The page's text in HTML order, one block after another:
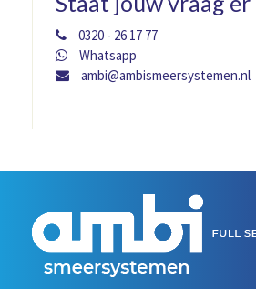
0320 - 26 17 77
Whatsapp
ambi@ambismeersystemen.nl